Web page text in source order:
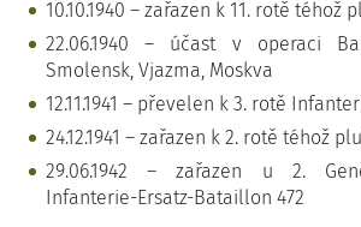
10.10.1940 – zařazen k 11. rotě téhož
22.06.1940 – účast v operaci
Smolensk, Vjazma, Moskva
12.11.1941 – převelen k 3. rotě
24.12.1941 – zařazen k 2. rotě téhož
29.06.1942 – zařazen u 2.
Infanterie-Ersatz-Bataillon 472